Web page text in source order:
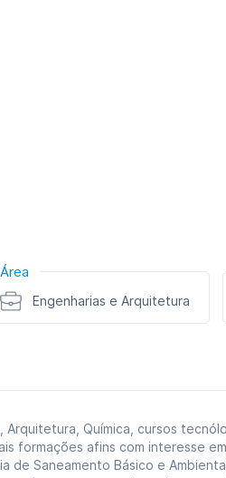
Área
Engenharias e Arquitetura
Arquitetura, Química, cursos
formações afins com interesse
de Saneamento Básico e